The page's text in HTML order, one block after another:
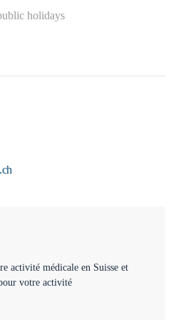
holidays
activité médicale en Suisse et
votre activité